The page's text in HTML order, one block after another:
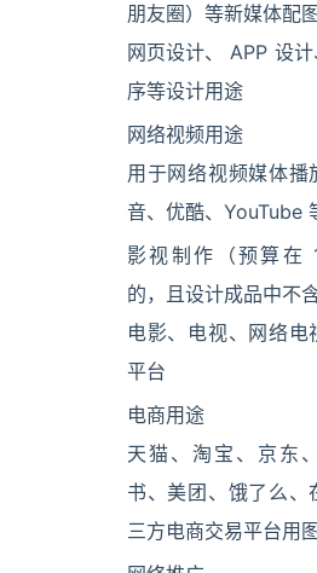
朋友圈）等新媒体配图
网页设计、 APP 设
序等设计用途
网络视频用途
用于网络视频媒体播
音、优酷、YouTube
影视制作（预算在
的，且设计成品中不
电影、电视、网络电
平台
电商用途
天猫、淘宝、京东
书、美团、饿了么、
三方电商交易平台用图